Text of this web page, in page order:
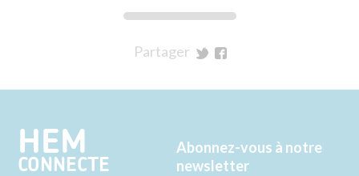
Partager
Twitter
Facebook
HEM
CONNECTE
Abonnez-vous à notre
newsletter